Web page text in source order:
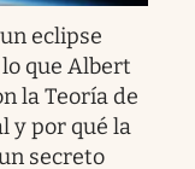
eclipse
que Albert
la Teoría de
y por qué la
secreto